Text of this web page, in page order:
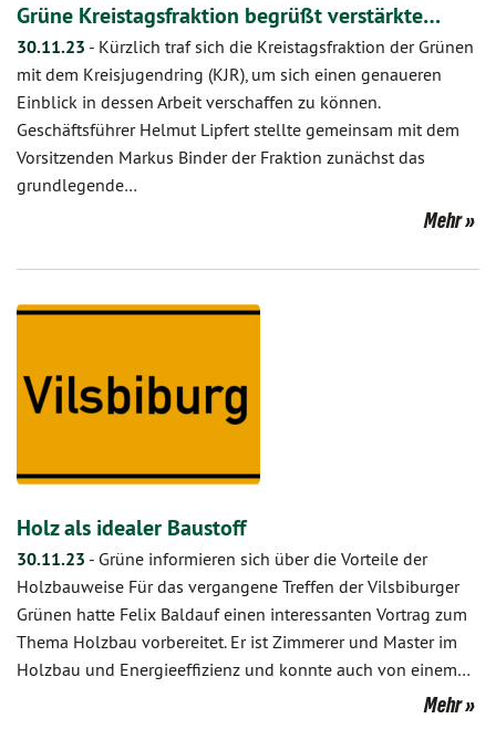
Grüne Kreistagsfraktion begrüßt verstärkte…
30.11.23 - Kürzlich traf sich die Kreistagsfraktion der Grünen
mit dem Kreisjugendring (KJR), um sich einen genaueren
Einblick in dessen Arbeit verschaffen zu können.
Geschäftsführer Helmut Lipfert stellte gemeinsam mit dem
Vorsitzenden Markus Binder der Fraktion zunächst das
grundlegende…
Mehr
Holz als idealer Baustoff
30.11.23 - Grüne informieren sich über die Vorteile der
Holzbauweise Für das vergangene Treffen der Vilsbiburger
Grünen hatte Felix Baldauf einen interessanten Vortrag zum
Thema Holzbau vorbereitet. Er ist Zimmerer und Master im
Holzbau und Energieeffizienz und konnte auch von einem…
Mehr